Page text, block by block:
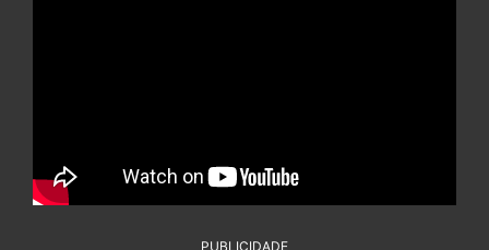
PUBLICIDADE